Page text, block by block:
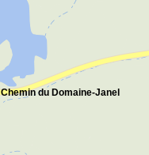
Chemin du Domaine-Janel